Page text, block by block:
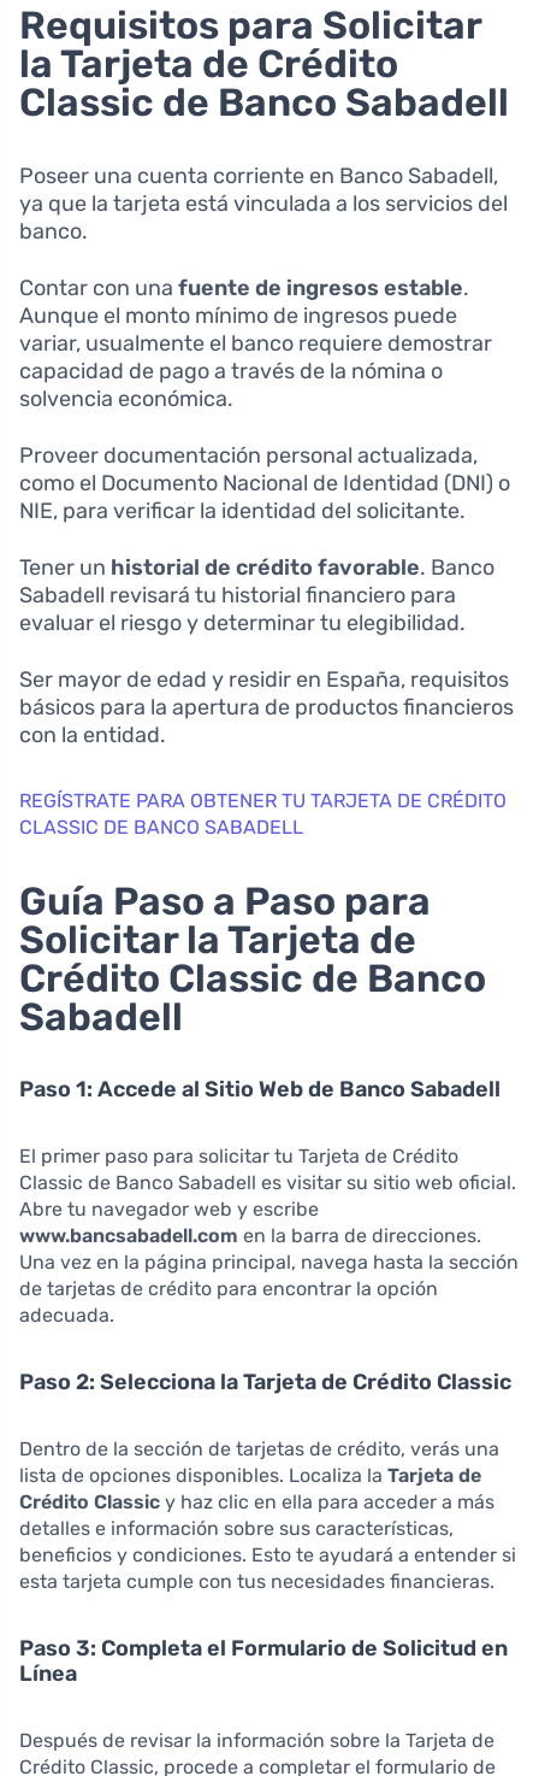
Requisitos para Solicitar
la Tarjeta de Crédito
Classic de Banco Sabadell
Poseer una cuenta corriente en Banco Sabadell,
ya que la tarjeta está vinculada a los servicios del
banco.
Contar con una fuente de ingresos estable.
Aunque el monto mínimo de ingresos puede
variar, usualmente el banco requiere demostrar
capacidad de pago a través de la nómina o
solvencia económica.
Proveer documentación personal actualizada,
como el Documento Nacional de Identidad (DNI) o
NIE, para verificar la identidad del solicitante.
Tener un historial de crédito favorable. Banco
Sabadell revisará tu historial financiero para
evaluar el riesgo y determinar tu elegibilidad.
Ser mayor de edad y residir en España, requisitos
básicos para la apertura de productos financieros
con la entidad.
REGÍSTRATE PARA OBTENER TU TARJETA DE CRÉDITO
CLASSIC DE BANCO SABADELL
Guía Paso a Paso para
Solicitar la Tarjeta de
Crédito Classic de Banco
Sabadell
Paso 1: Accede al Sitio Web de Banco Sabadell
El primer paso para solicitar tu Tarjeta de Crédito
Classic de Banco Sabadell es visitar su sitio web oficial.
Abre tu navegador web y escribe
www.bancsabadell.com en la barra de direcciones.
Una vez en la página principal, navega hasta la sección
de tarjetas de crédito para encontrar la opción
adecuada.
Paso 2: Selecciona la Tarjeta de Crédito Classic
Dentro de la sección de tarjetas de crédito, verás una
lista de opciones disponibles. Localiza la Tarjeta de
Crédito Classic y haz clic en ella para acceder a más
detalles e información sobre sus características,
beneficios y condiciones. Esto te ayudará a entender si
esta tarjeta cumple con tus necesidades financieras.
Paso 3: Completa el Formulario de Solicitud en
Línea
Después de revisar la información sobre la Tarjeta de
Crédito Classic, procede a completar el formulario de